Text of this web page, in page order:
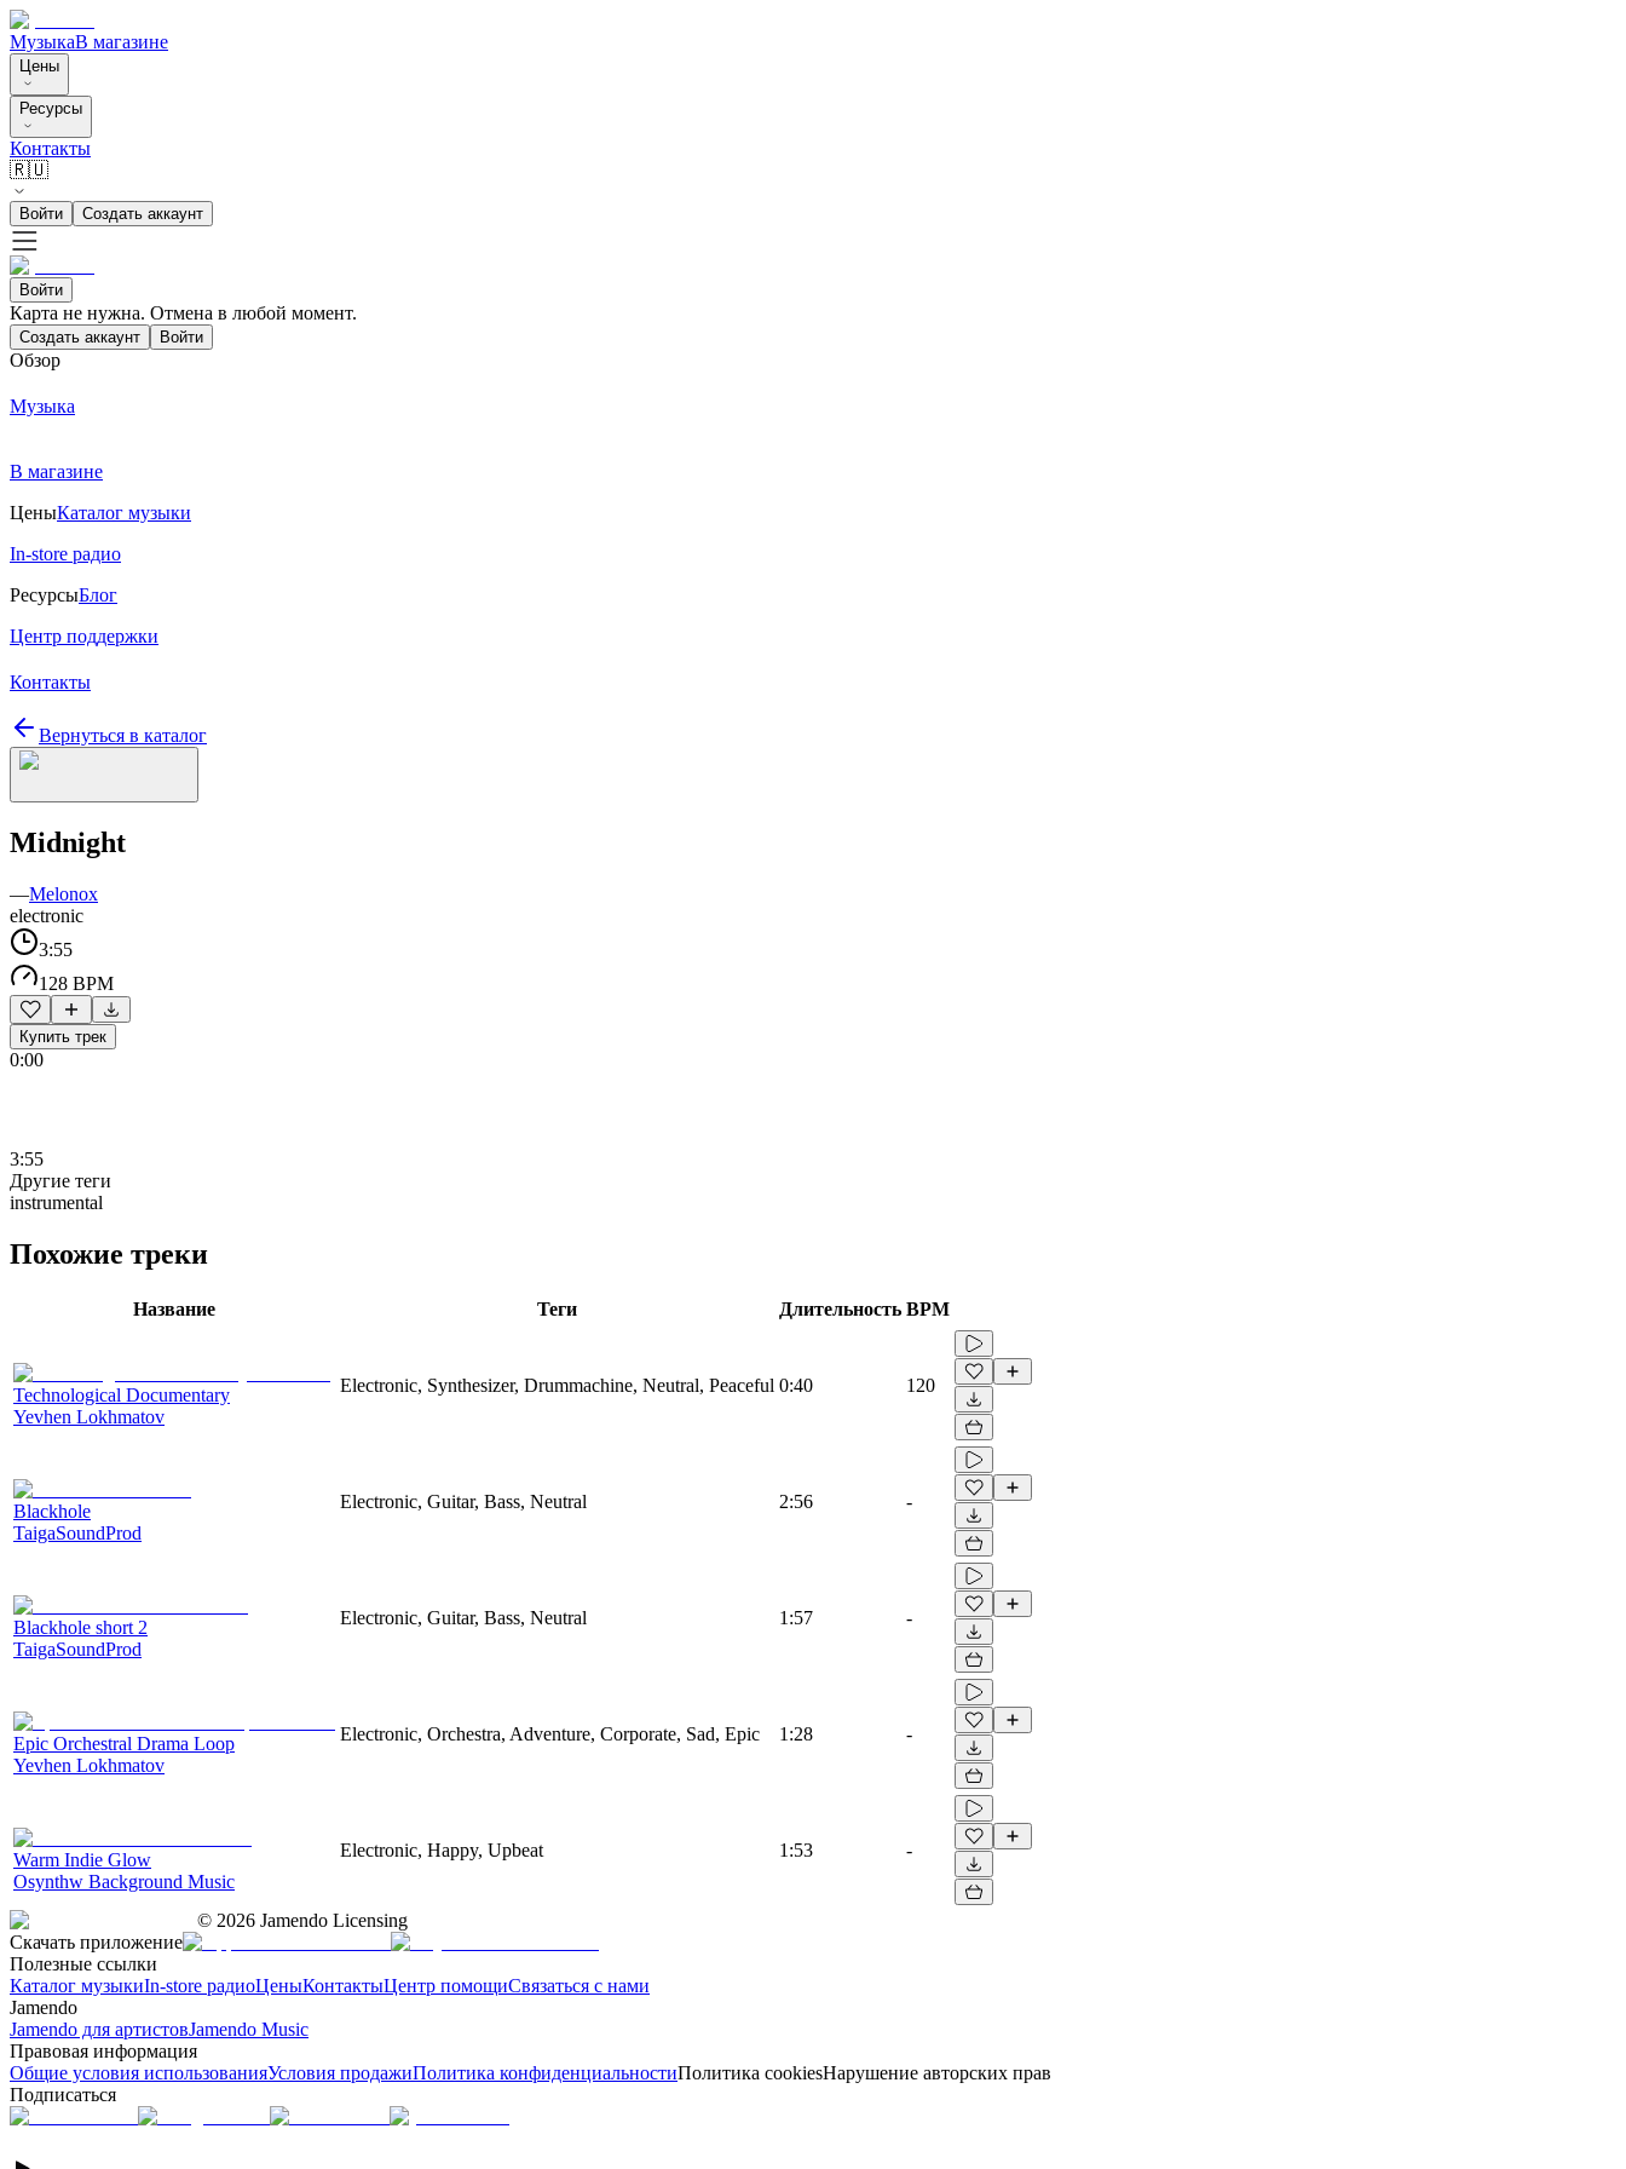
МузыкаВ магазине
Цены
Ресурсы
Контакты
🇷🇺
Войти Создать аккаунт
Войти
Карта не нужна. Отмена в любой момент.
Создать аккаунт Войти
Обзор
Музыка
В магазине
ЦеныКаталог музыки
In-store радио
РесурсыБлог
Центр поддержки
Контакты
Вернуться в каталог
Midnight
—Melonox
electronic
3:55
128 BPM
Купить трек
0:00
3:55
Другие теги
instrumental
Похожие треки
Название Теги Длительность BPM
Technological Documentary
Yevhen Lokhmatov
Electronic, Synthesizer, Drummachine, Neutral, Peaceful 0:40 120
Blackhole
TaigaSoundProd
Electronic, Guitar, Bass, Neutral 2:56 -
Blackhole short 2
TaigaSoundProd
Electronic, Guitar, Bass, Neutral 1:57 -
Epic Orchestral Drama Loop
Yevhen Lokhmatov
Electronic, Orchestra, Adventure, Corporate, Sad, Epic 1:28 -
Warm Indie Glow
Osynthw Background Music
Electronic, Happy, Upbeat 1:53 -
© 2026 Jamendo Licensing
Скачать приложение
Полезные ссылки
Каталог музыкиIn-store радиоЦеныКонтактыЦентр помощиСвязаться с нами
Jamendo
Jamendo для артистовJamendo Music
Правовая информация
Общие условия использованияУсловия продажиПолитика конфиденциальностиПолитика cookiesНарушение авторских прав
Подписаться